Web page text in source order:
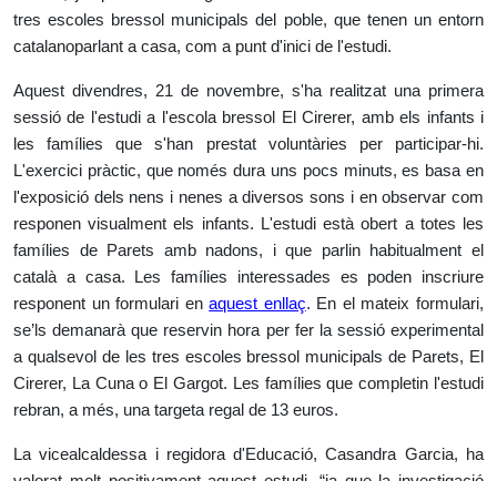
tres escoles bressol municipals del poble, que tenen un entorn
catalanoparlant a casa, com a punt d'inici de l'estudi.
Aquest divendres, 21 de novembre, s'ha realitzat una primera
sessió de l'estudi a l'escola bressol El Cirerer, amb els infants i
les famílies que s'han prestat voluntàries per participar-hi.
L'exercici pràctic, que només dura uns pocs minuts, es basa en
l'exposició dels nens i nenes a diversos sons i en observar com
responen visualment els infants. L'estudi està obert a totes les
famílies de Parets amb nadons, i que parlin habitualment el
català a casa. Les famílies interessades es poden inscriure
responent un formulari enaquest enllaç. En el mateix formulari,
se’ls demanarà que reservin hora per fer la sessió experimental
a qualsevol de les tres escoles bressol municipals de Parets, El
Cirerer, La Cuna o El Gargot. Les famílies que completin l'estudi
rebran, a més, una targeta regal de 13 euros.
La vicealcaldessa i regidora d'Educació, Casandra Garcia, ha